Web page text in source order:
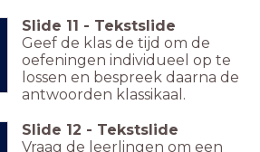
Slide 11 - Tekstslide
Geef de klas de tijd om de
oefeningen individueel op te
lossen en bespreek daarna de
antwoorden klassikaal.
Slide 12 - Tekstslide
Vraag de leerlingen om een